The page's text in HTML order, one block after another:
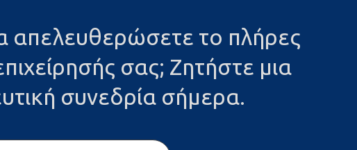
απελευθερώσετε το πλήρες
σας; Ζητήστε μια
συνεδρία σήμερα.